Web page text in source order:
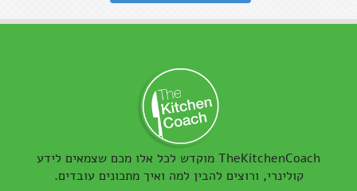
TheKitchenCoach מוקדש לכל אלו מכם שצמאים לידע
קולינרי, ורוצים להבין למה ואיך מתכונים עובדים.